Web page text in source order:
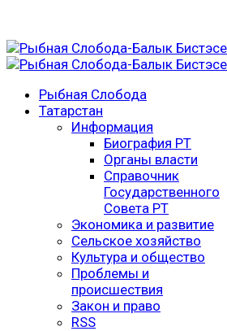
Рыбная Слобода
Татарстан
Информация
Биография РТ
Органы власти
Справочник
Государственного
Совета РТ
Экономика и развитие
Сельское хозяйство
Культура и общество
Проблемы и
происшествия
Закон и право
RSS